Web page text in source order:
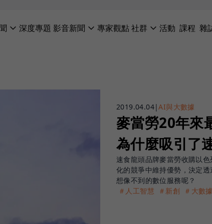
深度專題 影音新聞 專家觀點社群 活動 課程 雜
2019.04.04|AI與大數據
麥當勞20年來
為什麼吸引了
速食龍頭品牌麥當勞收購以
化的競爭中維持優勢，決定
想像不到的數位服務呢？
＃人工智慧
＃新創 ＃大數據